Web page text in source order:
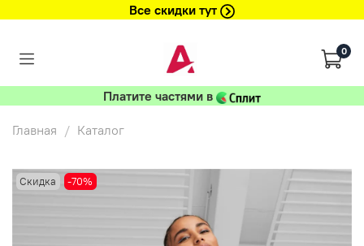
Все скидки тут
0
Платите частями в
Главная Каталог
Скидка -70%